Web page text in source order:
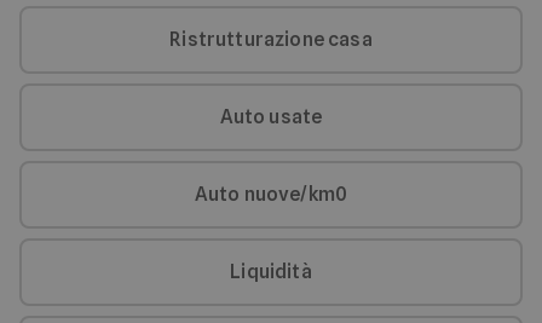
Ristrutturazione casa
Auto usate
Auto nuove/km0
Liquidità